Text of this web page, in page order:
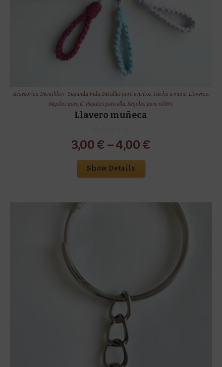
Accesorios, Decathlon - Segunda Vida, Detalles para eventos, Hecho a mano, Llaveros,
Regalos para él,Regalos para ella,Regalos para niñ@s
Llavero muñeca
3,00 € –4,00 €
Show Details